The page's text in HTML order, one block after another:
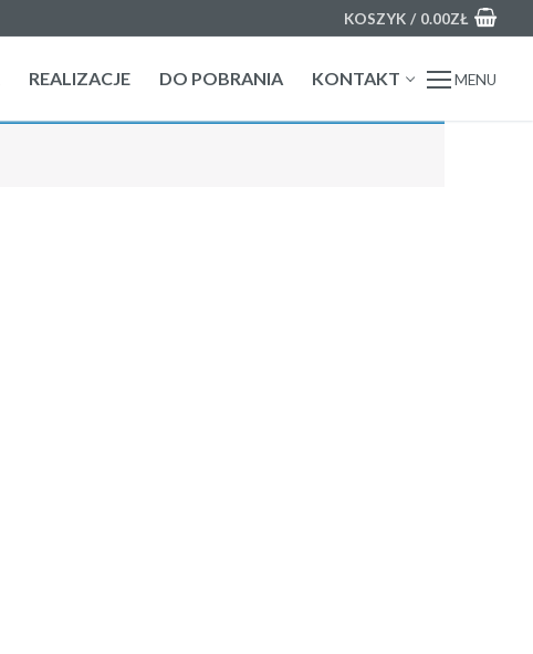
KOSZYK / 0.00ZŁ
REALIZACJE DO POBRANIA KONTAKT MENU